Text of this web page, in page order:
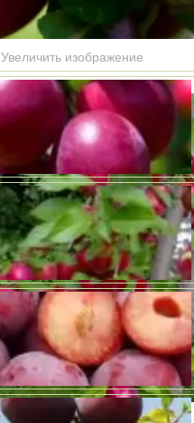
Увеличить изображение